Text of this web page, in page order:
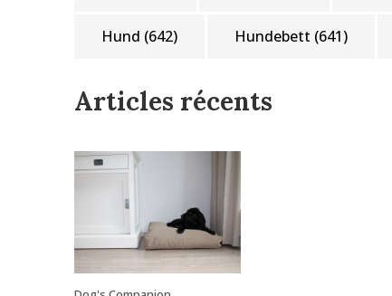
Hund (642) Hundebett (641)
Articles récents